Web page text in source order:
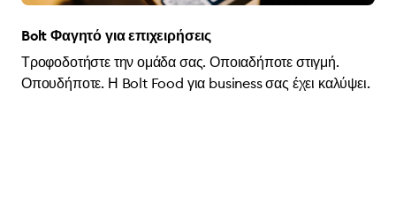
Bolt Φαγητό για επιχειρήσεις
Τροφοδοτήστε την ομάδα σας. Οποιαδήποτε στιγμή.
Οπουδήποτε. Η Bolt Food για business σας έχει καλύψει.